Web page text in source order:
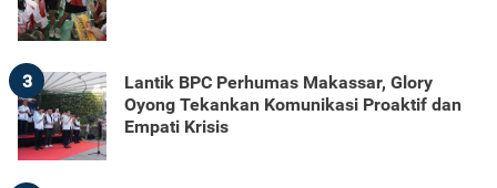
3
Lantik BPC Perhumas Makassar, Glory
Oyong Tekankan Komunikasi Proaktif dan
Empati Krisis